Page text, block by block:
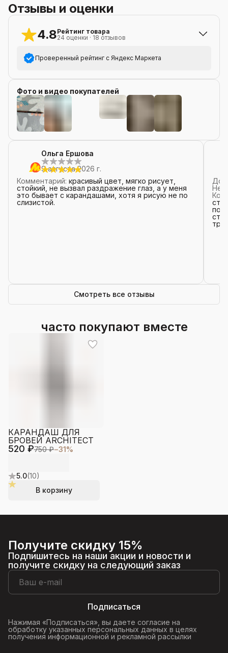
Отзывы и оценки
4.8Рейтинг товара
24 оценки · 18 отзывов
Проверенный рейтинг с Яндекс Маркета
5 звёзд
20
4 звезды
3 звезды
2 звезды
Фото и видео покупателей
Ольга Ершова
9 августа 2026 г.
Комментарий: красивый цвет, мягко рисует,
стойкий, не вызвал раздражение глаз, а у меня
это бывает с карандашами, хотя я рисую не по
слизистой.
Смотреть все отзывы
часто покупают вместе
5.0(10)
520 ₽750 ₽−31%
КАРАНДАШ ДЛЯ
БРОВЕЙ ARCHITECT
В корзину
Получите скидку 15%
Подпишитесь на наши акции и новости и
получите скидку на следующий заказ
Подписаться
Нажимая «Подписаться», вы даете согласие на
обработку указанных персональных данных в целях
получения информационной и рекламной рассылки